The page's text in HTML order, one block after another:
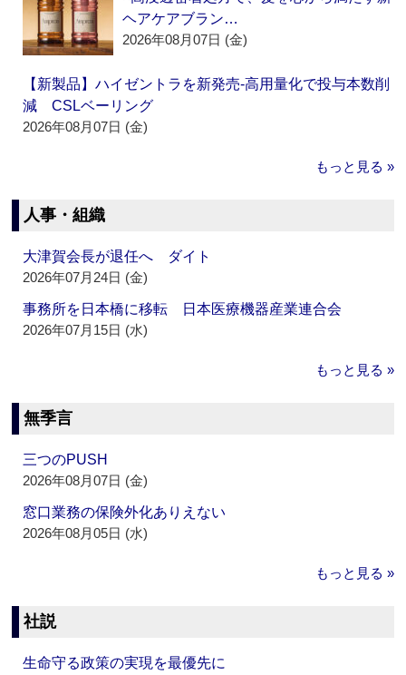
ヘアケアブラン…
2026年08月07日 (金)
【新製品】ハイゼントラを新発売‐高用量化で投与本数削
減 CSLベーリング
2026年08月07日 (金)
もっと見る »
人事・組織
大津賀会長が退任へ ダイト
2026年07月24日 (金)
事務所を日本橋に移転 日本医療機器産業連合会
2026年07月15日 (水)
もっと見る »
無季言
三つのPUSH
2026年08月07日 (金)
窓口業務の保険外化ありえない
2026年08月05日 (水)
もっと見る »
社説
生命守る政策の実現を最優先に